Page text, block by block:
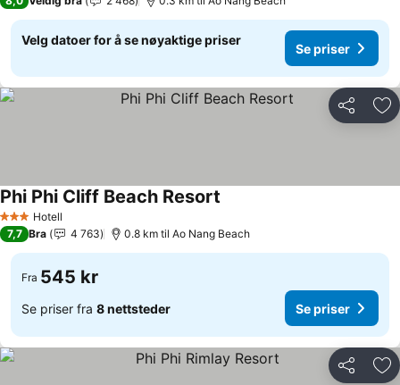
Velg datoer for å se nøyaktige priser
Se priser
Del
3 StjernerHotell
Phi Phi Cliff Beach Resort
7,7 Bra 4 763 0.8 km til Ao Nang Beach
Fra 545 kr
Se priser fra 8 nettsteder Se priser
Del